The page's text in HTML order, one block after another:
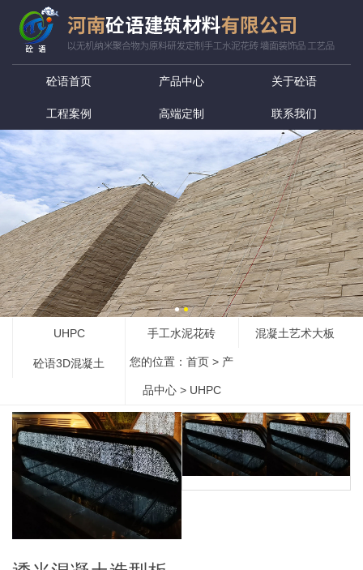
砼语首页 产品中心 关于砼语
工程案例 高端定制 联系我们
UHPC 手工水泥花砖 混凝土艺术大板
砼语3D混凝土 您的位置：首页 > 产
品中心> UHPC